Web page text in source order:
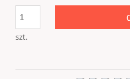
szt.